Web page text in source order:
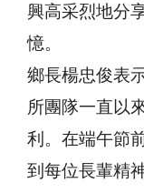
興高采烈地分
憶。
鄉長楊忠俊表
所團隊一直以
利。在端午節
到每位長輩精